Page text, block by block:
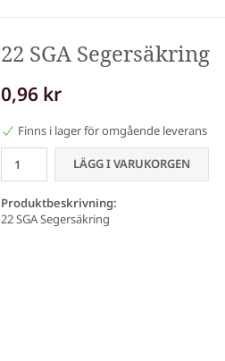
22 SGA Segersäkring
0,96 kr
Finns i lager för omgående leverans
LÄGG I VARUKORGEN
Produktbeskrivning:
22 SGA Segersäkring